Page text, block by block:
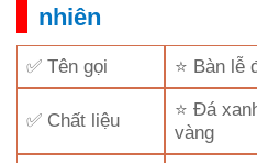
nhiên
✅ Tên gọi ⭐ Bàn lễ
✅ Chất liệu
⭐ Đá
vàng